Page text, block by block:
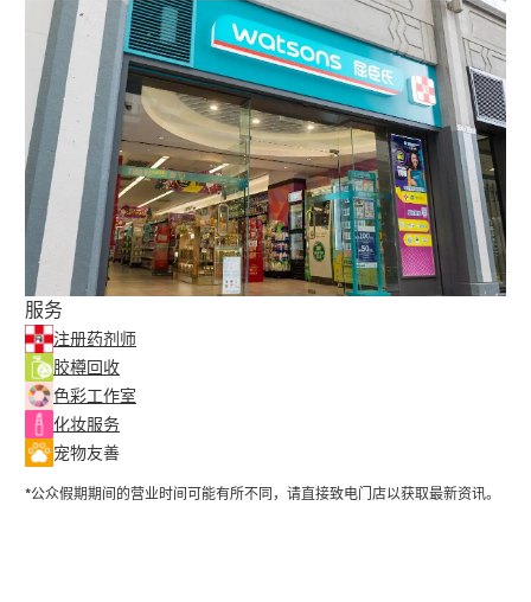
服务
注册药剂师
胶樽回收
色彩工作室
化妆服务
宠物友善
*公众假期期间的营业时间可能有所不同，请直接致电门店以获取最新资讯。